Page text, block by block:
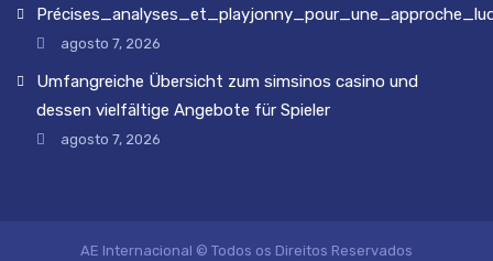
agosto 7, 2026
Umfangreiche Übersicht zum simsinos casino und
dessen vielfältige Angebote für Spieler
agosto 7, 2026
AE Internacional © Todos os Direitos Reservados